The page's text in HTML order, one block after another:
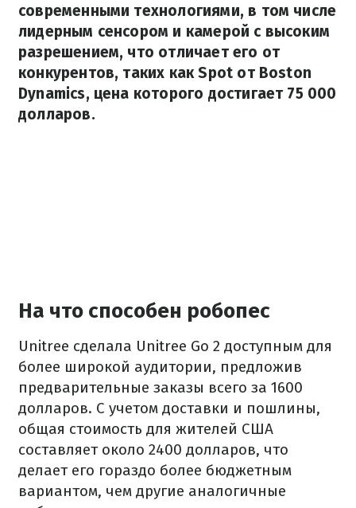
современными технологиями, в том числе
лидерным сенсором и камерой с высоким
разрешением, что отличает его от
конкурентов, таких как Spot от Boston
Dynamics, цена которого достигает 75 000
долларов.
На что способен робопес
Unitree сделала Unitree Go 2 доступным для
более широкой аудитории, предложив
предварительные заказы всего за 1600
долларов. С учетом доставки и пошлины,
общая стоимость для жителей США
составляет около 2400 долларов, что
делает его гораздо более бюджетным
вариантом, чем другие аналогичные